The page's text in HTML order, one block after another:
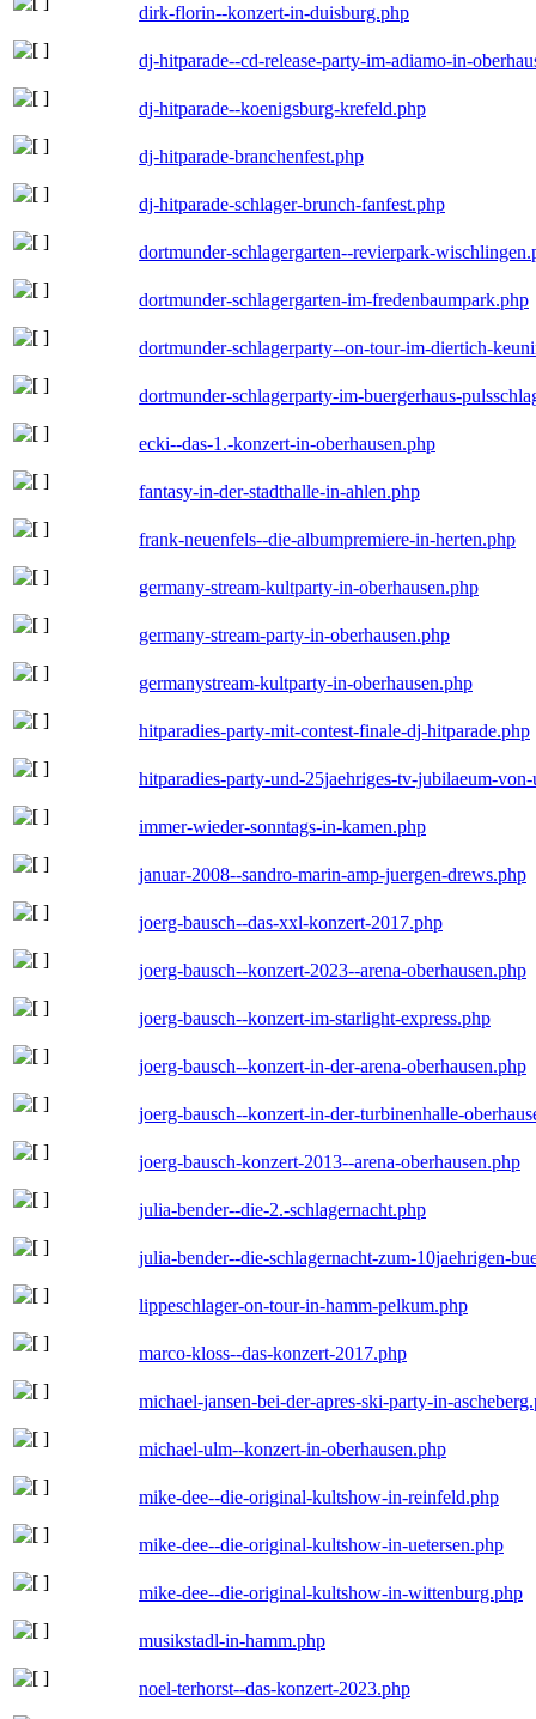
dirk-florin--konzert-in-duisburg.php
dj-hitparade--cd-release-party-im-adiamo-in-
dj-hitparade--koenigsburg-krefeld.php
dj-hitparade-branchenfest.php
dj-hitparade-schlager-brunch-fanfest.php
dortmunder-schlagergarten--revierpark-
dortmunder-schlagergarten-im-fredenbaumpark.php
dortmunder-schlagerparty--on-tour-im-diertich-
dortmunder-schlagerparty-im-buergerhaus-
ecki--das-1.-konzert-in-oberhausen.php
fantasy-in-der-stadthalle-in-ahlen.php
frank-neuenfels--die-albumpremiere-in-herten.php
germany-stream-kultparty-in-oberhausen.php
germany-stream-party-in-oberhausen.php
germanystream-kultparty-in-oberhausen.php
hitparadies-party-mit-contest-finale-dj-hitparade.php
hitparadies-party-und-25jaehriges-tv-jubilaeum-
immer-wieder-sonntags-in-kamen.php
januar-2008--sandro-marin-amp-juergen-drews.php
joerg-bausch--das-xxl-konzert-2017.php
joerg-bausch--konzert-2023--arena-oberhausen.php
joerg-bausch--konzert-im-starlight-express.php
joerg-bausch--konzert-in-der-arena-oberhausen.php
joerg-bausch--konzert-in-der-turbinenhalle-
joerg-bausch-konzert-2013--arena-oberhausen.php
julia-bender--die-2.-schlagernacht.php
julia-bender--die-schlagernacht-zum-10jaehrigen-
lippeschlager-on-tour-in-hamm-pelkum.php
marco-kloss--das-konzert-2017.php
michael-jansen-bei-der-apres-ski-party-in-
michael-ulm--konzert-in-oberhausen.php
mike-dee--die-original-kultshow-in-reinfeld.php
mike-dee--die-original-kultshow-in-uetersen.php
mike-dee--die-original-kultshow-in-wittenburg.php
musikstadl-in-hamm.php
noel-terhorst--das-konzert-2023.php